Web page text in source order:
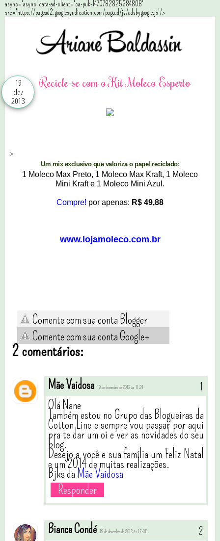
async='async' data-ad-client='ca-pub-1470782825684808'
src='https://pagead2.googlesyndication.com/pagead/js/adsbygoogle.js'/>
19
dez
2013
Recicle-se com o Kit Moleco Esperto
>
Um mix exclusivo que valoriza o papel reciclado:
1 Moleco Max Preto, 1 Moleco Max Kraft, 1 Moleco
Mini Krafte 1 Moleco Mini Azul.
Compre! por apenas: R$ 49,88
www.lojamoleco.com.br
Comente com sua conta Blogger
Comente com sua conta Google+
2 comentários:
Mãe Vaidosa 19 de dezembro de 2013 às 11:24
Olá Nane
Também estou no Grupo das Blogueiras da
Cotton Line e sempre vou passar por aqui
pra te dar um oi e ver as novidades do seu
blog.
Desejo a você e sua família um Feliz Natal
e um 2014 de muitas realizações.
Bjks da Mãe Vaidosa
Responder
Bianca Condé 19 de dezembro de 2013 às 17:05